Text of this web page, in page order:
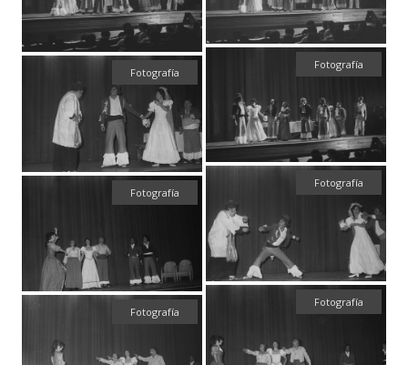
Fotografía
Fotografía
Fotografía
Fotografía
Fotografía
Fotografía